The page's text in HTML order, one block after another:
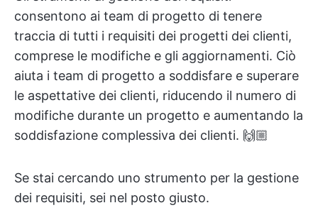
consentono ai team di progetto di tenere
traccia di tutti i requisiti dei progetti dei clienti,
comprese le modifiche e gli aggiornamenti. Ciò
aiuta i team di progetto a soddisfare e superare
le aspettative dei clienti, riducendo il numero di
modifiche durante un progetto e aumentando la
soddisfazione complessiva dei clienti. 🙌🏼
Se stai cercando uno strumento per la gestione
dei requisiti, sei nel posto giusto.